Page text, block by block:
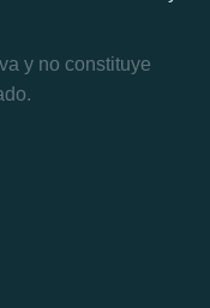
y no constituye